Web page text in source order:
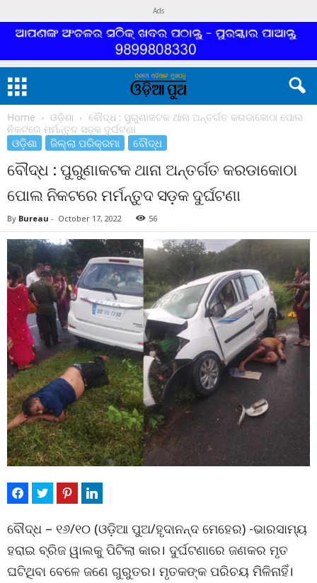
Ads
Home ଓଡ଼ିଶା
ବୌଦ୍ଧ : ପୁରୁଣାକଟକ ଥାନା ଅନ୍ତର୍ଗତ କରଡାକୋଠା ପୋଲ
ନିକଟରେ ମର୍ମନ୍ତୁଦ ସଡ଼କ ଦୁର୍ଘଟଣା
ଓଡ଼ିଶା ଜିଲ୍ଲା ପରିକ୍ରମା ବୌଦ୍ଧ
ବୌଦ୍ଧ : ପୁରୁଣାକଟକ ଥାନା ଅନ୍ତର୍ଗତ କରଡାକୋଠା
ପୋଲ ନିକଟରେ ମର୍ମନ୍ତୁଦ ସଡ଼କ ଦୁର୍ଘଟଣା
By Bureau - October 17, 2022 56
ବୌଦ୍ଧ – ୧୬/୧୦ (ଓଡ଼ିଆ ପୁଅ/ହୃଦାନନ୍ଦ ମେହେର) -ଭାରସାମ୍ୟ
ହରାଇ ବ୍ରିଜ ୱାଲକୁ ପିଟିଲା କାର। ଦୁର୍ଘଟଣାରେ ଜଣକର ମୃତ
ଘଟିଥିବା ବେଳେ ଜଣେ ଗୁରୁତର। ମୃତକଙ୍କ ପରିଚୟ ମିଳିନାହିଁ।